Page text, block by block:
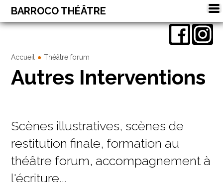
BARROCO THÉÂTRE
Stages
Contact
Accueil Théâtre forum
Autres Interventions
Scènes illustratives, scènes de
restitution finale, formation au
théâtre forum, accompagnement à
l'écriture...